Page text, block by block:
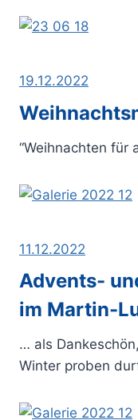
19.12.2022
“Weihnachten für
11.12.2022
Advents-
im Martin-
… als
Winter proben